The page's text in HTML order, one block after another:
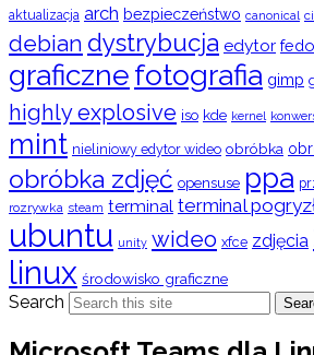
aktualizacja arch bezpieczeństwo canonical
debian dystrybucja edytor
graficznefotografia gimp
highly explosive iso kde kernel
mint nieliniowy edytor wideo obróbka
obróbka zdjęć opensuse ppa
rozrywka steam terminal terminal
ubuntu unity wideo xfce zdjęcia
linux środowisko graficzne
Search